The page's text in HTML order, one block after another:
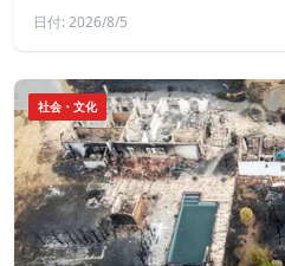
日付: 2026/8/5
社会・文化